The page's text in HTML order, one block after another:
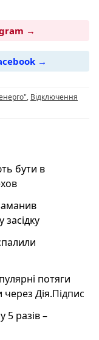
→
→
, Відключення
бути в
засідку
потяги
через Дія.Підпис
5 разів –